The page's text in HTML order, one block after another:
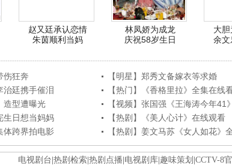
赵又廷承认恋情
朱茵顺利当妈
林凤娇为成龙
庆祝58岁生日
大
余文
伤狂奔
【明星】郑秀文备嫁衣等求婚
治廷携手催泪
【热门】《香格里拉》全集在线
造型遭曝光
【视频】张国强《王海涛今年41》
生日想当妈妈
【热剧】《美人心计》在线观看
体跨界拍电影
【热剧】姜文马苏《女人如花》
电视剧台 热剧检索 热剧点播 电视剧库 趣味策划 CCTV-8